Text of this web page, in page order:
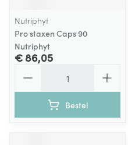
Nutriphyt
Pro staxen Caps 90
Nutriphyt
€ 86,05
Bestel